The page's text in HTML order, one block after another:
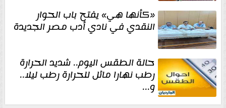
«كأنها هي» يفتح باب الحوار
النقدي في نادي أدب مصر الجديدة
حالة الطقس اليوم.. شديد الحرارة
رطب نهارا مائل للحرارة رطب ليلا..
و...